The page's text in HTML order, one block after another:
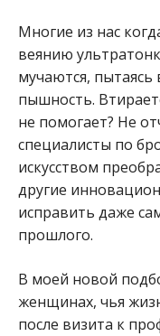
Многие из нас
веянию
мучаются,
пышность.
не помогает? Не
специалисты по
искусством
другие
исправить даже
прошлого.
В моей новой
женщинах, чья
после визита к